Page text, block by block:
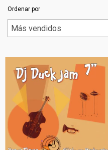
Ordenar por